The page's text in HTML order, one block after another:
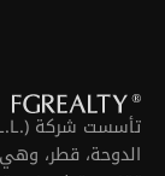
الدوحة، قطر،